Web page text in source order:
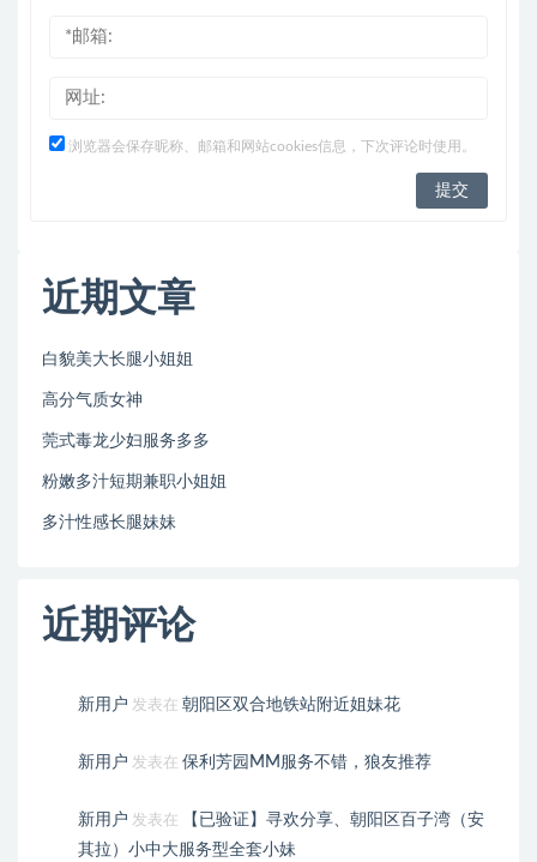
浏览器会保存昵称、邮箱和网站cookies信息，下次评论时使用。
近期文章
白貌美大长腿小姐姐
高分气质女神
莞式毒龙少妇服务多多
粉嫩多汁短期兼职小姐姐
多汁性感长腿妹妹
近期评论
新用户 发表在 朝阳区双合地铁站附近姐妹花
新用户 发表在 保利芳园MM服务不错，狼友推荐
新用户 发表在
【已验证】寻欢分享、朝阳区百子湾（安
其拉）小中大服务型全套小妹